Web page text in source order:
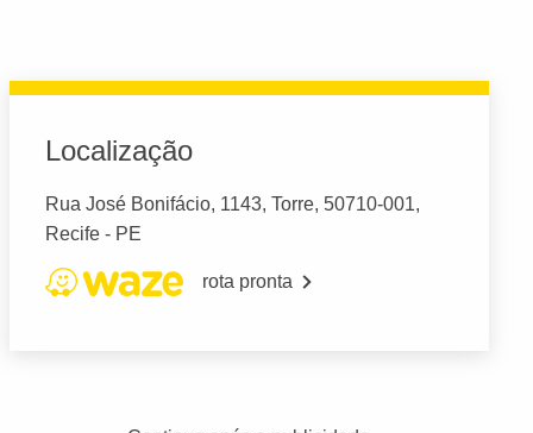
Localização
Rua José Bonifácio, 1143, Torre, 50710-001,
Recife - PE
rota pronta